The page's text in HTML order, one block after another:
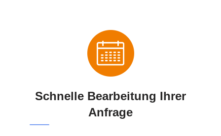
Schnelle Bearbeitung Ihrer
Anfrage